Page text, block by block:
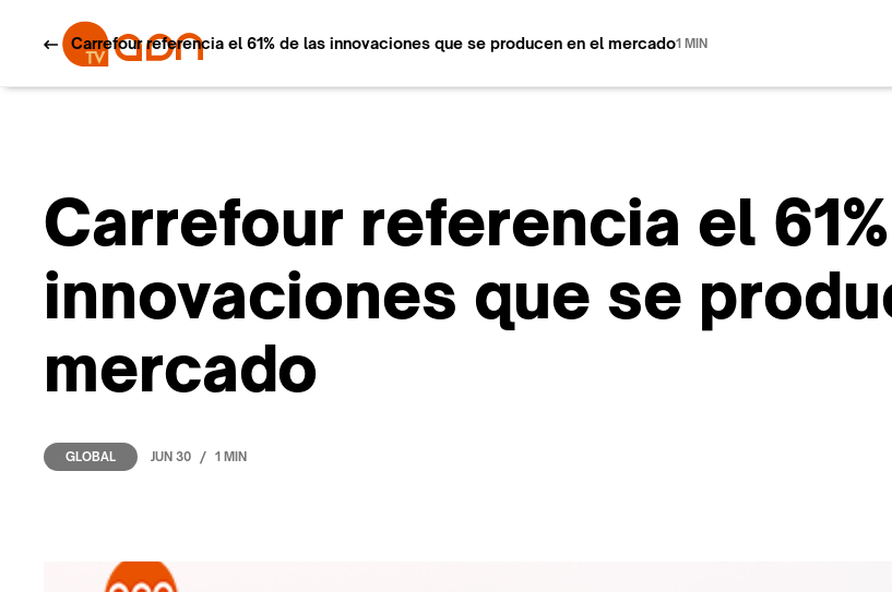
Carrefour referencia el 61% de las innovaciones que se producen en el mercado1 MIN
Carrefour referencia el
innovaciones que se
mercado
GLOBAL JUN 30 / 1 MIN